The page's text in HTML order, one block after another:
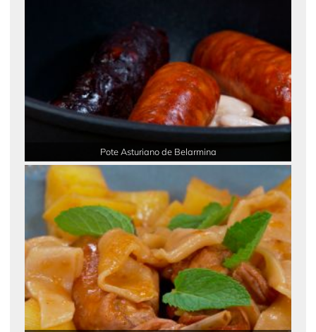
Pote Asturiano de Belarmina